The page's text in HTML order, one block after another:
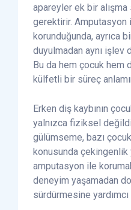
apareyler ek bir
gerektirir.
korunduğunda, ayrıca
duyulmadan aynı işlev
Bu da hem çocuk hem
külfetli bir süreç
Erken diş kaybının
yalnızca fiziksel
gülümseme, bazı
konusunda çekingenlik
amputasyon ile
deneyim yaşamadan
sürdürmesine yardımcı